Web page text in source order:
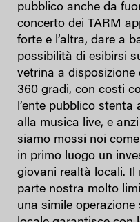
pubblico anche da
concerto dei TARM
forte e l’altra, dare a
possibilità di esibirsi
vetrina a disposizione
360 gradi, con costi
l’ente pubblico
alla musica live, e
siamo mossi noi
in primo luogo un
giovani realtà locali. Il
parte nostra molto
una simile